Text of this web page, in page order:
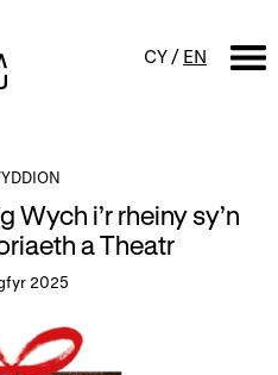
CY / EN
Digwyddiadau am ddim a
Digwyddiadau i'r teulu
Wych i’r rheiny sy’n
a Theatr
2025